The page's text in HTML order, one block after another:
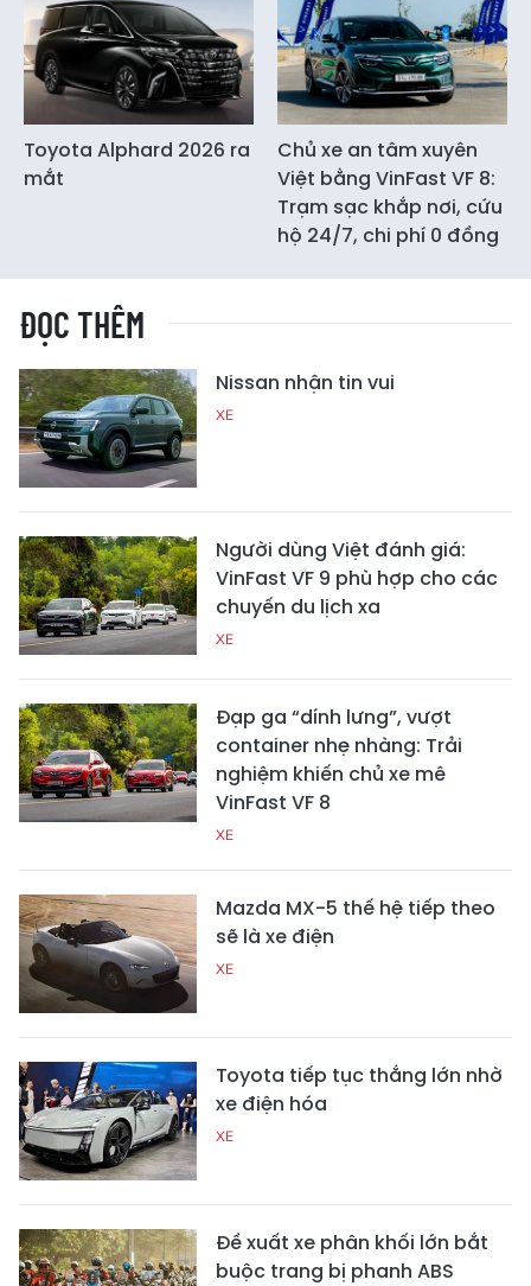
Toyota Alphard 2026 ra
mắt
Chủ xe an tâm xuyên
Việt bằng VinFast VF 8:
Trạm sạc khắp nơi, cứu
hộ 24/7, chi phí 0 đồng
ĐỌC THÊM
Nissan nhận tin vui
XE
Người dùng Việt đánh giá:
VinFast VF 9 phù hợp cho các
chuyến du lịch xa
XE
Đạp ga “dính lưng”, vượt
container nhẹ nhàng: Trải
nghiệm khiến chủ xe mê
VinFast VF 8
XE
Mazda MX-5 thế hệ tiếp theo
sẽ là xe điện
XE
Toyota tiếp tục thắng lớn nhờ
xe điện hóa
XE
Đề xuất xe phân khối lớn bắt
buộc trang bị phanh ABS